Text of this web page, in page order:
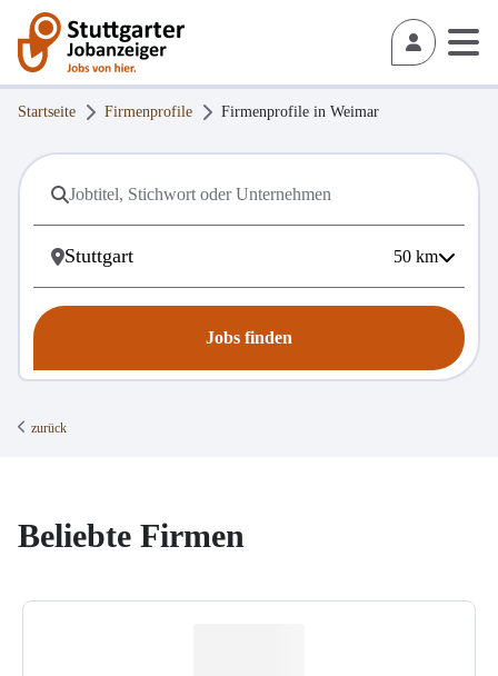
Startseite Firmenprofile Firmenprofile in Weimar
50 km
Jobs finden
zurück
Beliebte Firmen